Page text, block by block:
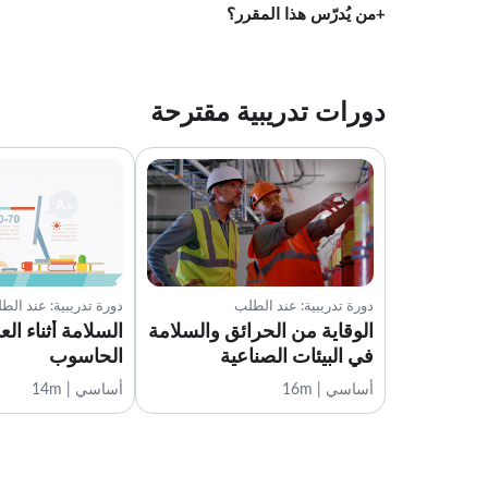
من يُدرّس هذا المقرر؟
دورات تدريبية مقترحة
دورة تدريبية: عند الطلب
الوقاية من الحرائق والسلامة
في البيئات الصناعية
أساسي | 16m
دورة تدريبية: عند
السلامة أثناء
الحاسوب
أساسي | 14m